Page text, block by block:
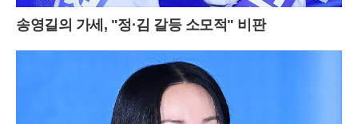
송영길의 가세, "정·김 갈등 소모적" 비판